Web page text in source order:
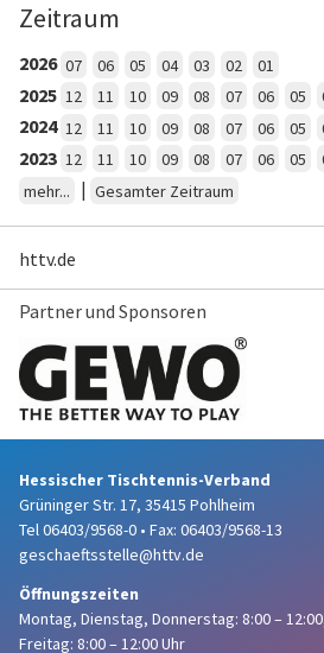
Zeitraum
2026 07 06 05 04 03 02 01
2025 12 11 10 09 08 07 06 05
2024 12 11 10 09 08 07 06 05
2023 12 11 10 09 08 07 06 05
mehr...
| Gesamter Zeitraum
httv.de
Partner und Sponsoren
Hessischer Tischtennis-Verband
Grüninger Str. 17, 35415 Pohlheim
Tel 06403/9568-0 • Fax: 06403/9568-13
geschaeftsstelle@httv.de
Öffnungszeiten
Montag, Dienstag, Donnerstag: 8:00 –
Freitag: 8:00 – 12:00 Uhr